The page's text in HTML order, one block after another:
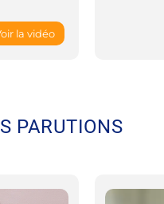
la vidéo
PARUTIONS